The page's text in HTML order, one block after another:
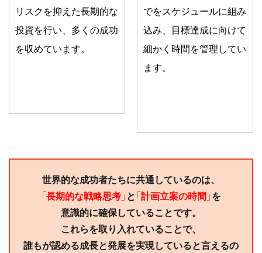
リスクを抑えた長期的な
投資を行い、多くの成功
を収めています。
でをスケジュールに組み
込み、目標達成に向けて
細かく時間を管理してい
ます。
世界的な成功者たちに共通しているのは、
「長期的な戦略思考」 と 「計画立案の時間」を
意識的に確保していることです。
これらを取り入れていることで、
誰もが認める成長と発展を実現していると言えるの